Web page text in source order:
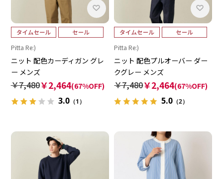
Pitta Re:)
ニット 配色カーディガン グレ
ー メンズ
￥7,480￥2,464(67%OFF)
3.0（1）
Pitta Re:)
ニット 配色プルオーバー ダー
クグレー メンズ
￥7,480￥2,464(67%OFF)
5.0 （2）